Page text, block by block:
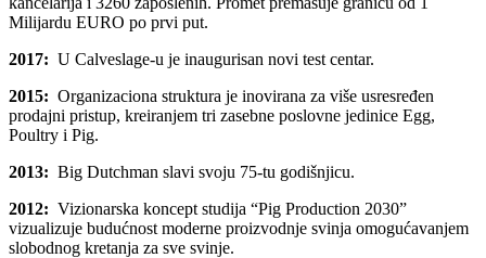
Milijardu EURO po prvi put.
2017: U Calveslage-u je inaugurisan novi test centar.
2015: Organizaciona struktura je inovirana za više usresređen
prodajni pristup, kreiranjem tri zasebne poslovne jedinice Egg,
Poultry i Pig.
2013: Big Dutchman slavi svoju 75-tu godišnjicu.
2012: Vizionarska koncept studija “Pig Production 2030”
vizualizuje budućnost moderne proizvodnje svinja omogućavanjem
slobodnog kretanja za sve svinje.